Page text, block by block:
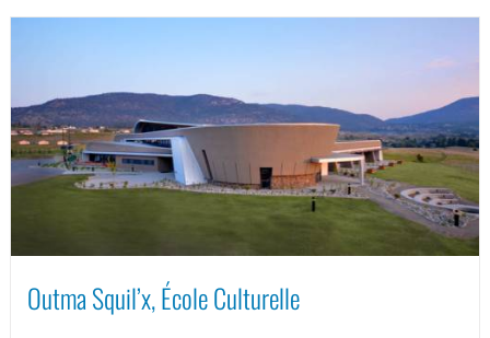
Outma Squil’x, École Culturelle